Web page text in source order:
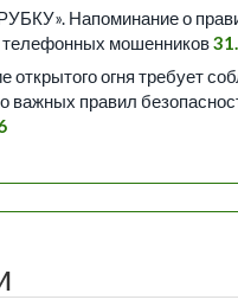
Напоминание о
мошенников
открытого огня требует
важных правил